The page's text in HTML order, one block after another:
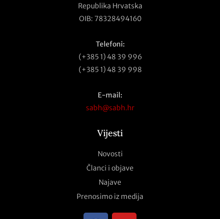
Republika Hrvatska
OIB: 78328494160
Telefoni:
(+385 1) 48 39 996
(+385 1) 48 39 998
E-mail:
sabh@sabh.hr
Vijesti
Novosti
Članci i objave
Najave
Prenosimo iz medija